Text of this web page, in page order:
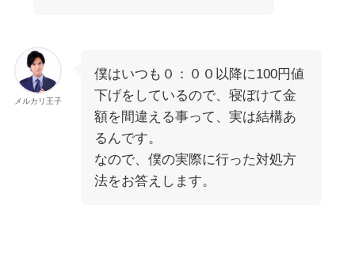
メルカリ王子
僕はいつも０：００以降に100円値
下げをしているので、寝ぼけて金
額を間違える事って、実は結構あ
るんです。
なので、僕の実際に行った対処方
法をお答えします。